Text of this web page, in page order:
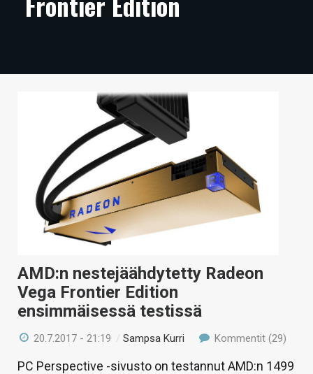
ARTIKKELIT
TECHBBS
VAIHDA TEEMA
HAKU
AMD:n nestejäähdytetty Radeon
Vega Frontier Edition
ensimmäisessä testissä
20.7.2017 - 21:19 /Sampsa Kurri Kommentit (29)
PC Perspective -sivusto on testannut AMD:n 1499